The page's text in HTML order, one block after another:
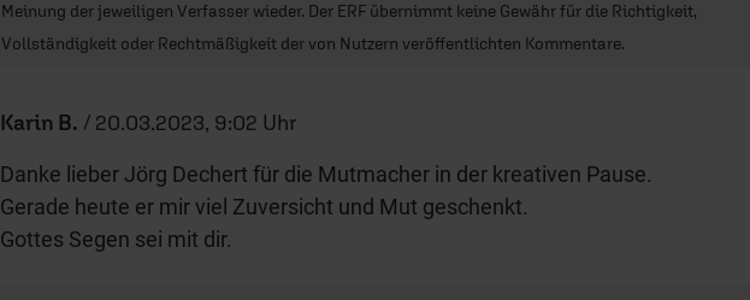
Meinung der jeweiligen Verfasser wieder. Der ERF übernimmt keine Gewähr für die Richtigkeit,
Vollständigkeit oder Rechtmäßigkeit der von Nutzern veröffentlichten Kommentare.
Karin B. / 20.03.2023, 9:02 Uhr
Danke lieber Jörg Dechert für die Mutmacher in der kreativen Pause.
Gerade heute er mir viel Zuversicht und Mut geschenkt.
Gottes Segen sei mit dir.